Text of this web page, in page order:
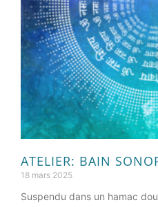
ATELIER: BAIN
18 mars 2025
Suspendu dans un hamac